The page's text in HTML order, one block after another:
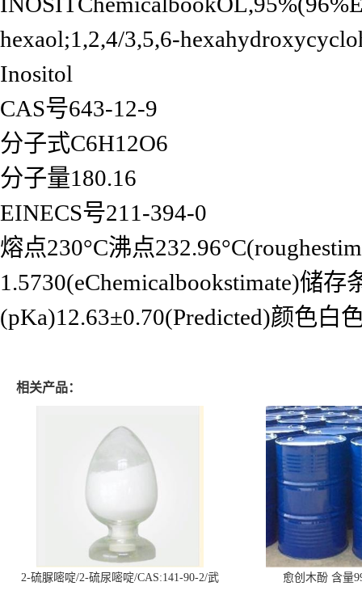
hexaol;1,2,4/3,5,6-
Inositol
CAS号643-12-9
分子式C6H12O6
分子量180.16
EINECS号211-394-0
熔点230°C沸点
1.5730(eChemicalbookstimate)储
(pKa)12.63±0.70(Predicted)颜色白
相关产品：
2-硫脲嘧啶/2-硫尿嘧啶/CAS:141-90-2/武
愈创木酚 含量